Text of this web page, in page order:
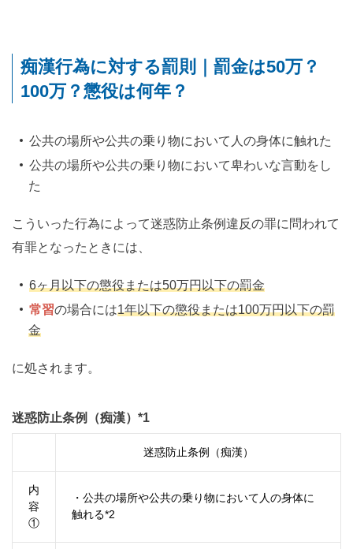
痴漢行為に対する罰則｜罰金は50万？
100万？懲役は何年？
公共の場所や公共の乗り物において人の身体に触れた
公共の場所や公共の乗り物において卑わいな言動をし
た
こういった行為によって迷惑防止条例違反の罪に問われて
有罪となったときには、
6ヶ月以下の懲役または50万円以下の罰金
常習の場合には1年以下の懲役または100万円以下の罰
金
に処されます。
迷惑防止条例（痴漢）*1
迷惑防止条例（痴漢）
内
容
①
・公共の場所や公共の乗り物において人の身体に
触れる*2